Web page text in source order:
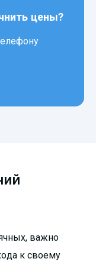
цены?
важно
к своему